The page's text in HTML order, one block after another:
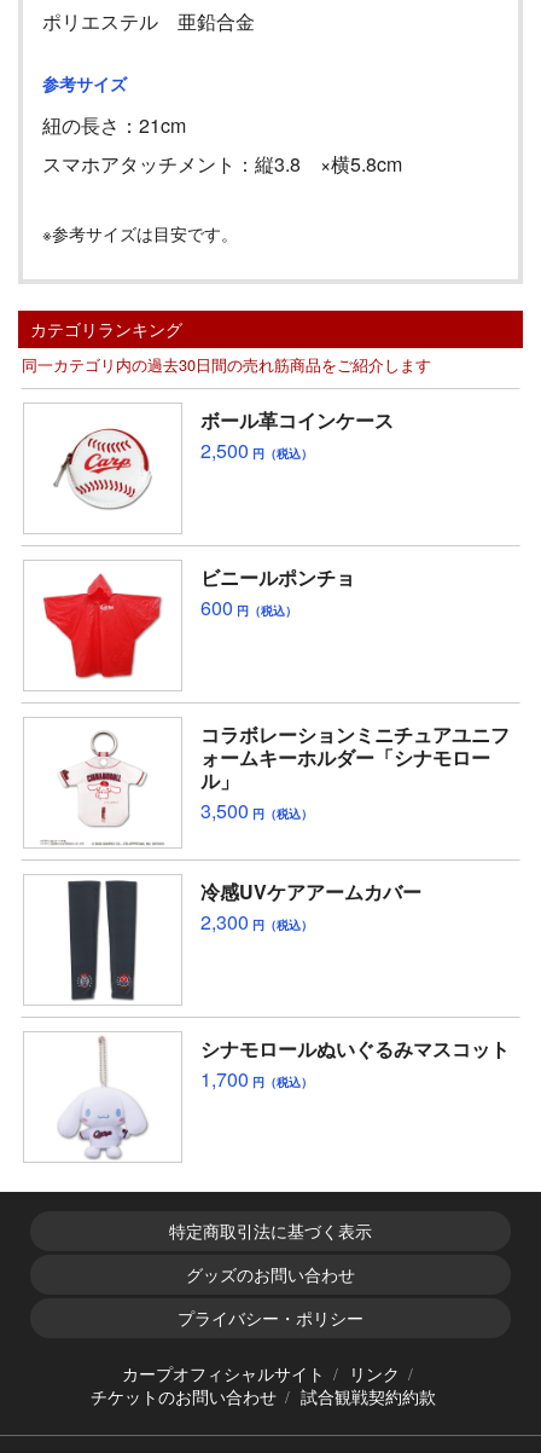
ポリエステル 亜鉛合金
参考サイズ
紐の長さ：21cm
スマホアタッチメント：縦3.8 ×横5.8cm
※参考サイズは目安です。
カテゴリランキング
同一カテゴリ内の過去30日間の売れ筋商品をご紹介します
ボール革コインケース
2,500 円（税込）
ビニールポンチョ
600 円（税込）
コラボレーションミニチュアユニフ
ォームキーホルダー「シナモロー
ル」
3,500 円（税込）
冷感UVケアアームカバー
2,300 円（税込）
シナモロールぬいぐるみマスコット
1,700 円（税込）
特定商取引法に基づく表示
グッズのお問い合わせ
プライバシー・ポリシー
カープオフィシャルサイト
リンク
チケットのお問い合わせ
試合観戦契約約款